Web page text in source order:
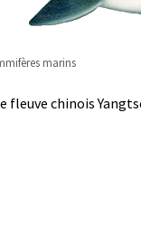
marins
fleuve chinois